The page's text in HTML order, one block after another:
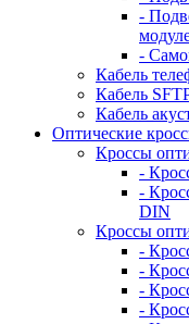
-
-
Кабель
Кабель
Кабель
Оптические
Кроссы
-
-
DIN
Кроссы
-
-
-
-